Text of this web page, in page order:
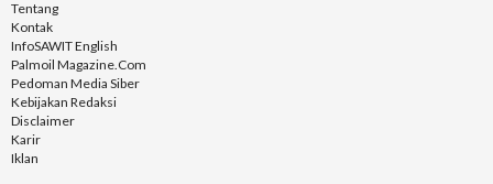
Tentang
Kontak
InfoSAWIT English
Palmoil Magazine.com
Pedoman Media Siber
Kebijakan Redaksi
Disclaimer
Karir
Iklan